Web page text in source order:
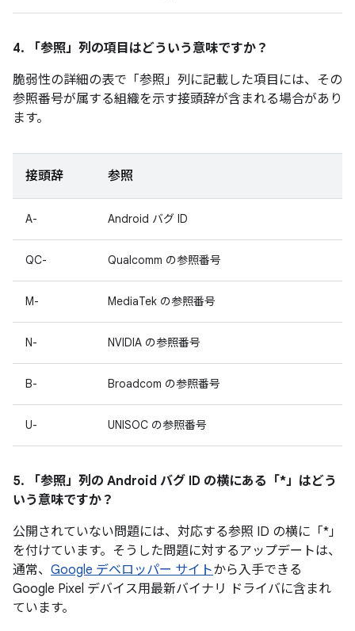
4. 「参照」 列の項目はどういう意味ですか？
脆弱性の詳細の表で「参照」 列に記載した項目には、その
参照番号が属する組織を示す接頭辞が含まれる場合があり
ます。
接頭辞 参照
A- Android バグ ID
QC- Qualcomm の参照番号
M- MediaTek の参照番号
N- NVIDIA の参照番号
B- Broadcom の参照番号
U- UNISOC の参照番号
5. 「参照」 列の Android バグ ID の横にある「*」はどう
いう意味ですか？
公開されていない問題には、対応する参照 ID の横に「*」
を付けています。そうした問題に対するアップデートは、
通常、 Google デベロッパー サイトから入手できる
Google Pixel デバイス用最新バイナリ ドライバに含まれ
ています。